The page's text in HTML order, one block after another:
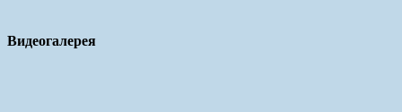
Видеогалерея